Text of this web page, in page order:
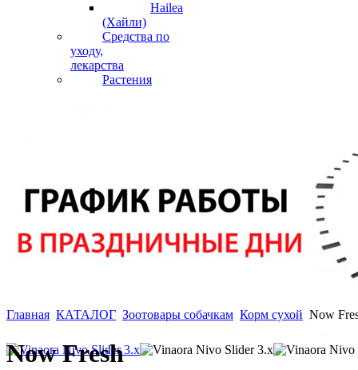
Hailea
(Хайли)
Средства по
уходу,
лекарства
Растения
Главная КАТАЛОГ Зоотовары собачкам Корм сухой Now
Now Fresh